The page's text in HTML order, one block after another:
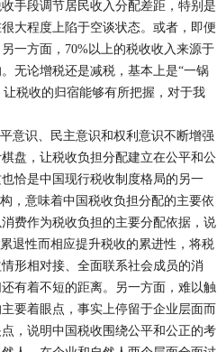
手段调节居民收入分配差距，特别是
大程度上陷于空谈状态。或者，即便
一方面，70%以上的税收收入来源于
无论增税还是减税，基本上是“一锅
税收的归宿能够有所把握，对于我
识、民主意识和权利意识不断增强
盘，让税收负担分配建立在公平和公
恰是中国现行税收制度格局的另一
，意味着中国税收负担分配的主要依
费作为税收负担的主要分配依据，说
退性而相应提升税收的累进性，将税
形相对接、全面联系社会成员的消
有着不短的距离。另一方面，难以触
要着眼点，事实上停留于企业层面而
，说明中国税收围绕公平和公正的考